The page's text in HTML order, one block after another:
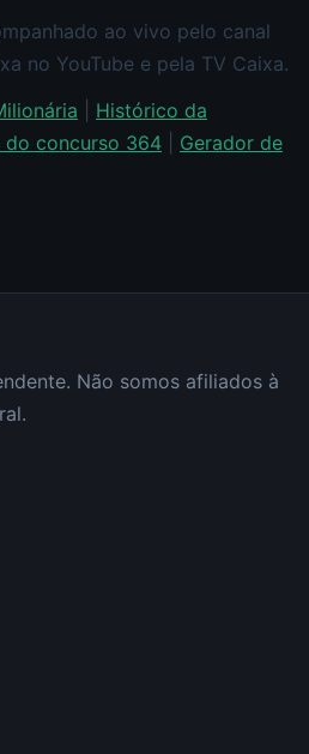
ao vivo pelo canal
no YouTube e pela TV Caixa.
Histórico da
do concurso 364
Gerador de
Não somos afiliados à